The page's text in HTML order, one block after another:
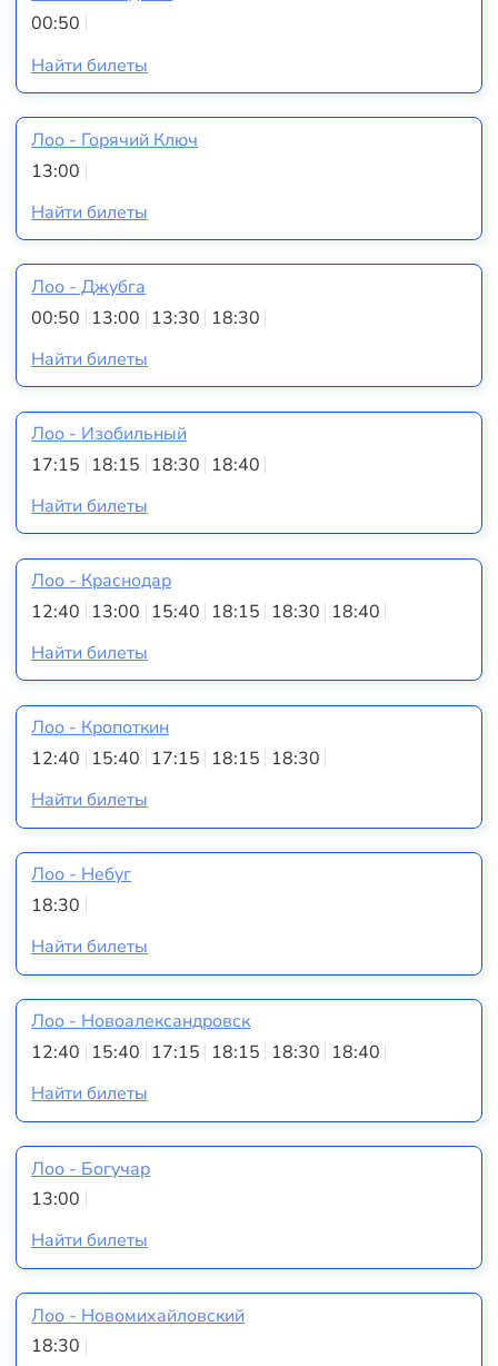
00:50
Найти билеты
Лоо - Горячий Ключ
13:00
Найти билеты
Лоо - Джубга
00:50 13:00 13:30 18:30
Найти билеты
Лоо - Изобильный
17:15 18:15 18:30 18:40
Найти билеты
Лоо - Краснодар
12:40 13:00 15:40 18:15 18:30 18:40
Найти билеты
Лоо - Кропоткин
12:40 15:40 17:15 18:15 18:30
Найти билеты
Лоо - Небуг
18:30
Найти билеты
Лоо - Новоалександровск
12:40 15:40 17:15 18:15 18:30 18:40
Найти билеты
Лоо - Богучар
13:00
Найти билеты
Лоо - Новомихайловский
18:30